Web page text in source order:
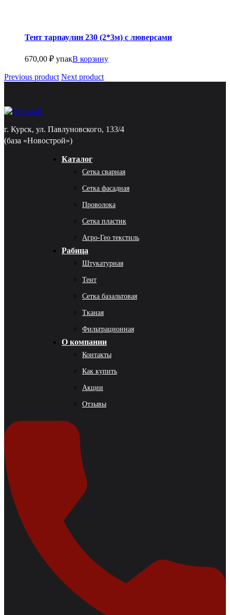
Тент тарпаулин 230 (2*3м) с люверсами
670,00 ₽ упакВ корзину
Previous product Next product
г. Курск, ул. Павлуновского, 133/4
(база «Новострой»)
Каталог
Сетка сварная
Сетка фасадная
Проволока
Сетка пластик
Агро-Гео текстиль
Рабица
Штукатурная
Тент
Сетка базальтовая
Тканая
Фильтрационная
О компании
Контакты
Как купить
Акции
Отзывы